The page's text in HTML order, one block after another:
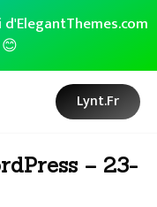
Lynt.fr
– 23-